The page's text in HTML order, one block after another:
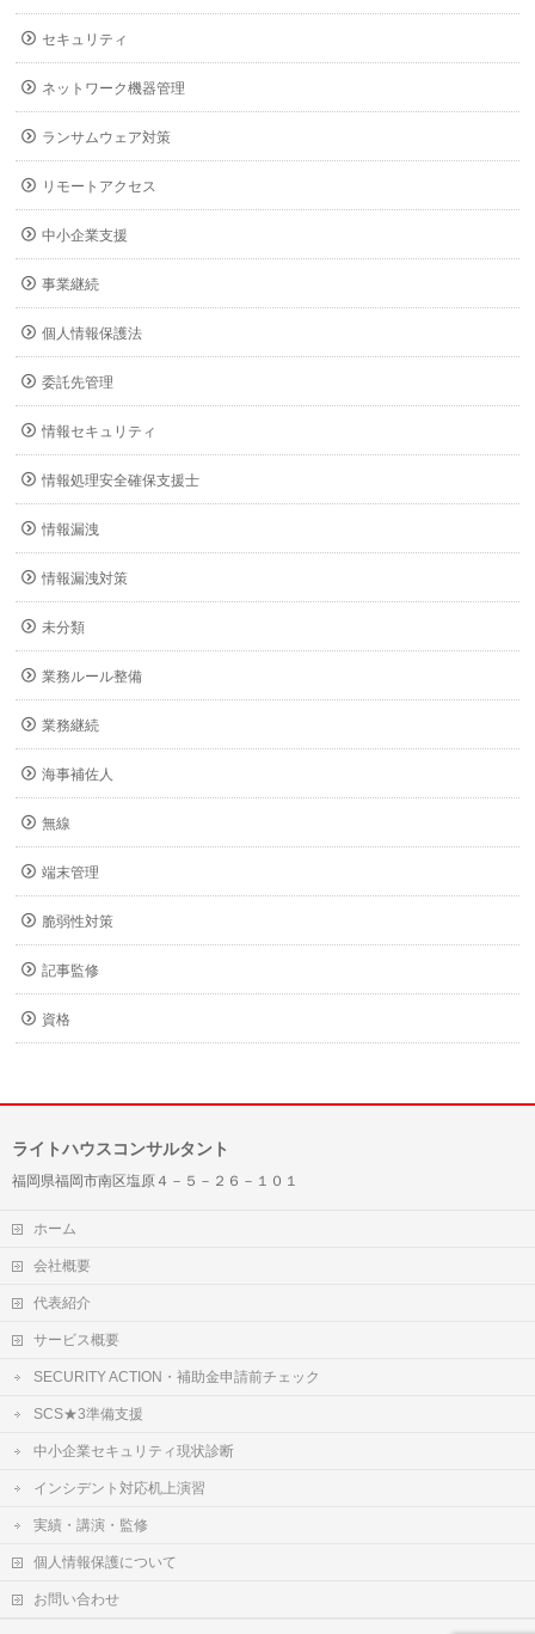
セキュリティ
ネットワーク機器管理
ランサムウェア対策
リモートアクセス
中小企業支援
事業継続
個人情報保護法
委託先管理
情報セキュリティ
情報処理安全確保支援士
情報漏洩
情報漏洩対策
未分類
業務ルール整備
業務継続
海事補佐人
無線
端末管理
脆弱性対策
記事監修
資格
ライトハウスコンサルタント
福岡県福岡市南区塩原４－５－２６－１０１
ホーム
会社概要
代表紹介
サービス概要
SECURITY ACTION・補助金申請前チェック
SCS★3準備支援
中小企業セキュリティ現状診断
インシデント対応机上演習
実績・講演・監修
個人情報保護について
お問い合わせ